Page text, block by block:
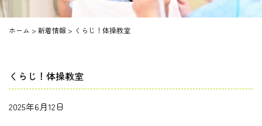
ホーム > 新着情報 > くらじ！体操教室
くらじ！体操教室
2025年6月12日